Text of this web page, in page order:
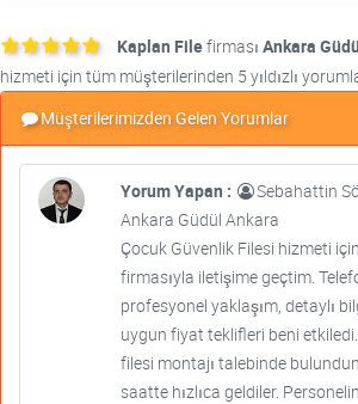
Kaplan Filefirması Ankara
hizmeti için tüm müşterilerinden 5 yıldızlı
Müşterilerimizden Gelen Yorumlar
Yorum Yapan :
Sebahattin
Ankara Güdül Ankara
Çocuk Güvenlik Filesi hizmeti
firmasıyla iletişime geçtim.
profesyonel yaklaşım, detaylı
uygun fiyat teklifleri beni
filesi montajı talebinde
saatte hızlıca geldiler.